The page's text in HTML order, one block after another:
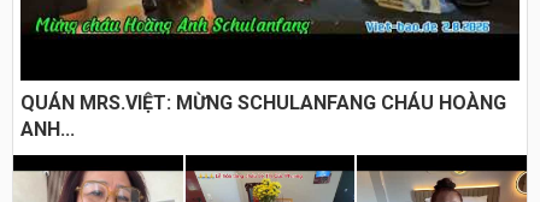
QUÁN MRS.VIỆT: MỪNG SCHULANFANG CHÁU HOÀNG
ANH...